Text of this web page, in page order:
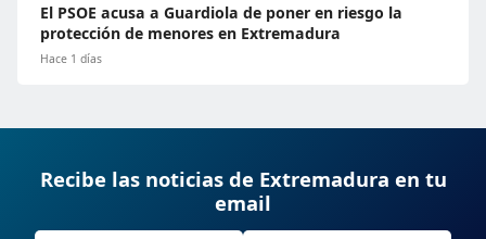
El PSOE acusa a Guardiola de poner en riesgo la
protección de menores en Extremadura
Hace 1 días
Recibe las noticias de Extremadura en tu
email